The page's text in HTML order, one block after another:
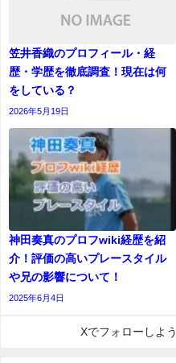
笠井香織のプロフィール・経
歴・学歴を徹底調査！現在は何
をしている？
2026年5月19日
神田奏真のプロフwiki経歴を紹
介！評価の高いプレースタイル
や兄の影響について！
2025年6月4日
Xでフォローしよう